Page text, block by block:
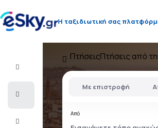
Η ταξιδιωτική σας
Πτήση+Ξενοδοχείο
Αεροπορικά
εισιτήρια
Διακοπές
ΠτήσειςΠτήσεις από
Με επιστροφή
Από